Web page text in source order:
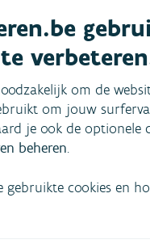
werd in 2020 de
sectoren. Deze
te doen vinden.
werkt de
Via vergunde
om de
om jouw
je ook de optionele
beheren.
gebruikte cookies en